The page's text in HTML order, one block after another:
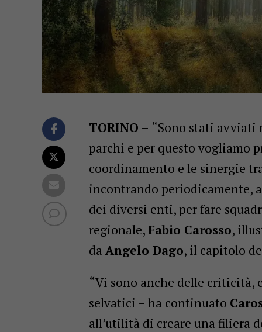
TORINO – “Sono stati
parchi e per questo vogliamo
coordinamento e le sinergie
incontrando periodicamente,
dei diversi enti, per fare
regionale,Fabio Carosso,
da Angelo Dago, il capitolo
“Vi sono anche delle criticità,
selvatici – ha continuato
all’utilità di creare una filiera